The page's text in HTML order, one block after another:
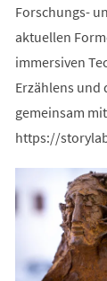
Forschungs-
aktuellen
immersiven
Erzählens
gemeinsam
https://